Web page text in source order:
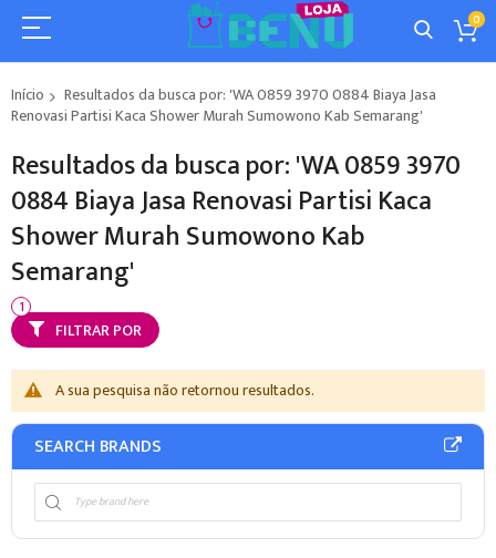
0
Início
Resultados da busca por: 'WA 0859 3970 0884 Biaya Jasa
Renovasi Partisi Kaca Shower Murah Sumowono Kab Semarang'
Resultados da busca por: 'WA 0859 3970
0884 Biaya Jasa Renovasi Partisi Kaca
Shower Murah Sumowono Kab
Semarang'
A sua pesquisa não retornou resultados.
FILTRAR POR
SEARCH BRANDS